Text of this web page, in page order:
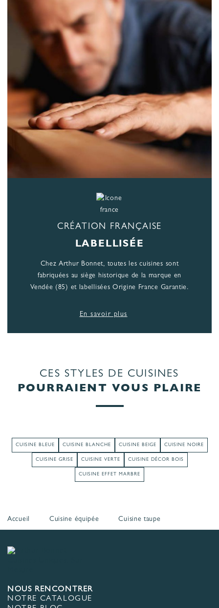
CRÉATION FRANÇAISE
LABELLISÉE
Chez Arthur Bonnet, toutes les cuisines sont
fabriquées au siège historique de la marque en
Vendée (85) et labellisées Origine France Garantie.
En savoir plus
CES STYLES DE CUISINES
POURRAIENT VOUS PLAIRE
CUISINE BLEUE CUISINE BLANCHE CUISINE BEIGE CUISINE NOIRE
CUISINE GRISE CUISINE VERTE CUISINE DÉCOR BOIS
CUISINE EFFET MARBRE
Accueil Cuisine équipée Cuisine taupe
NOUS RENCONTRER
NOTRE CATALOGUE